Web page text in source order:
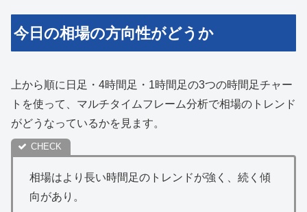
今日の相場の方向性がどうか
上から順に日足・4時間足・1時間足の3つの時間足チャー
トを使って、マルチタイムフレーム分析で相場のトレンド
がどうなっているかを見ます。
相場はより長い時間足のトレンドが強く、続く傾
向があり。